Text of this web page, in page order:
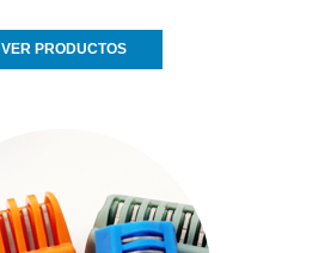
VER PRODUCTOS